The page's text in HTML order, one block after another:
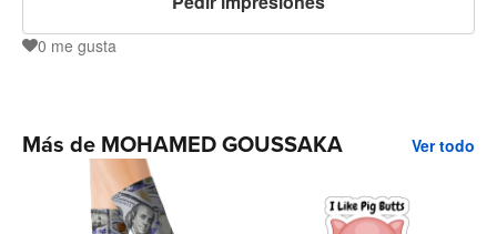
0 me gusta
Más de MOHAMED GOUSSAKA Ver todo